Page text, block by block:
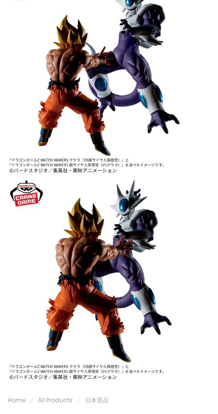
Home All Products 日本景品